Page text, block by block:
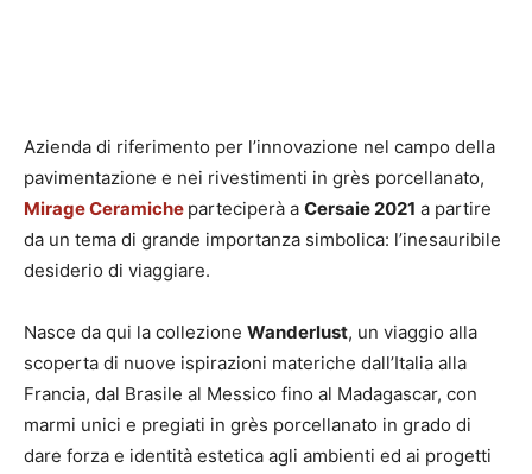
Azienda di riferimento per l’innovazione nel campo della
pavimentazione e nei rivestimenti in grès porcellanato,
Mirage Ceramiche parteciperà a Cersaie 2021 a partire
da un tema di grande importanza simbolica: l’inesauribile
desiderio di viaggiare.
Nasce da qui la collezione Wanderlust, un viaggio alla
scoperta di nuove ispirazioni materiche dall’Italia alla
Francia, dal Brasile al Messico fino al Madagascar, con
marmi unici e pregiati in grès porcellanato in grado di
dare forza e identità estetica agli ambienti ed ai progetti